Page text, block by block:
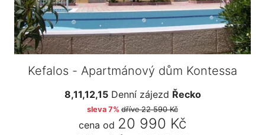
Kefalos - Apartmánový dům Kontessa
8,11,12,15Denní zájezd Řecko
sleva 7% dříve22 590 Kč
cena od 20 990 Kč